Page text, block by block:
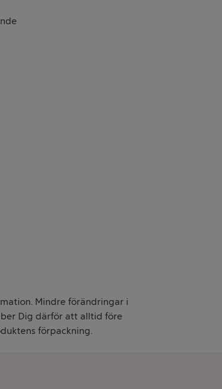
Mindre förändringar i
Dig därför att alltid före
förpackning.